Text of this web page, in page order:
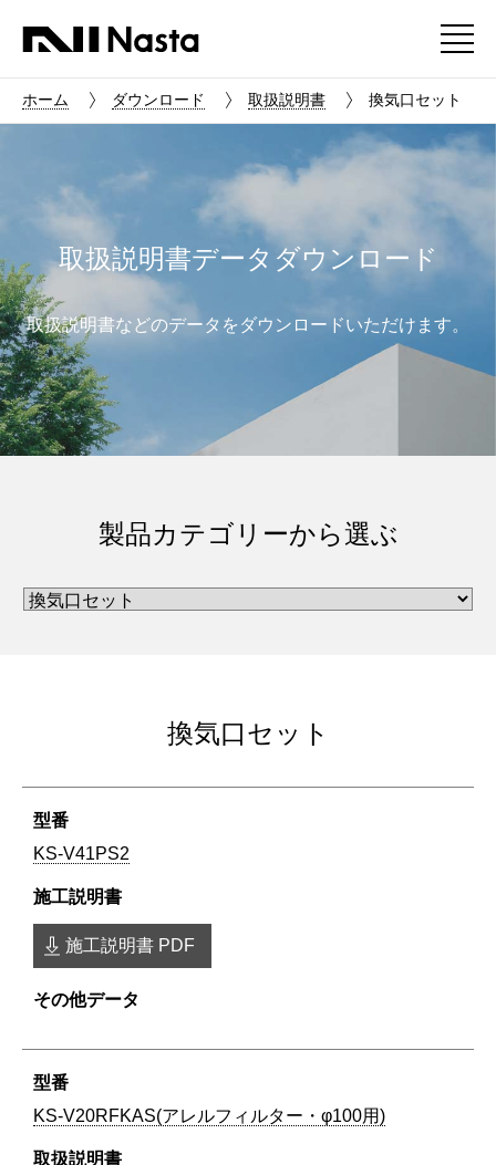
ホーム ダウンロード 取扱説明書 換気口セット
取扱説明書データダウンロード
取扱説明書などのデータをダウンロードいただけます。
製品カテゴリーから選ぶ
換気口セット
KS-V41PS2
施工説明書 PDF
KS-V20RFKAS(アレルフィルター・φ100用)